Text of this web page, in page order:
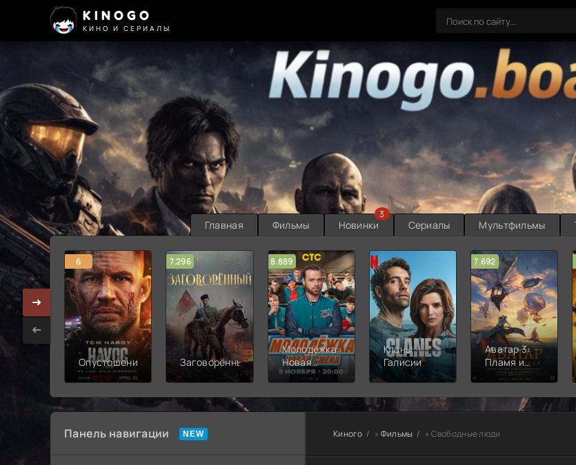
KINOGO
КИНО И СЕРИАЛЫ
Главная Фильмы Новинки
3
Сериалы Мультфильмы
6
Опустошение
7.296
Заговорённый
8.889
Молодёжка:
Новая
смена
Кланы
Галисии
7.692
Аватар 3:
Пламя и
пепел
Панель навигации Киного » Фильмы » Свободные люди